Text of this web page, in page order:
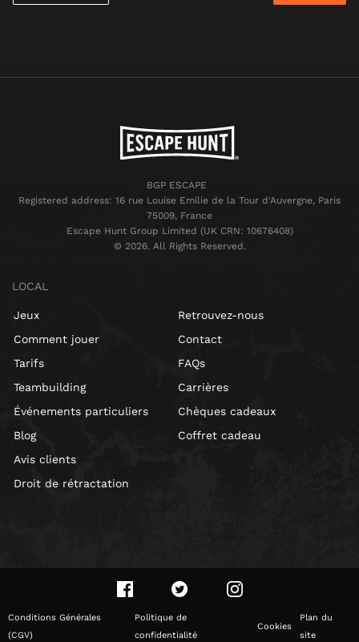
BGP ESCAPE
Registered address: 16 rue Louise Emilie de la Tour d'Auvergne, Paris
75009, France
Escape Hunt Group Limited (UK CRN: 10676408)
©️ 2026. All Rights Reserved.
LOCAL
Jeux
Comment jouer
Tarifs
Teambuilding
Événements particuliers
Blog
Avis clients
Droit de rétractation
Retrouvez-nous
Contact
FAQs
Carrières
Chèques cadeaux
Coffret cadeau
Conditions Générales
(CGV)
Politique de
confidentialité
Cookies
Plan du
site